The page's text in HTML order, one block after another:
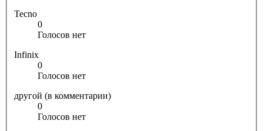
Tecno
0
Голосов нет
Infinix
0
Голосов нет
другой (в комментарии)
0
Голосов нет